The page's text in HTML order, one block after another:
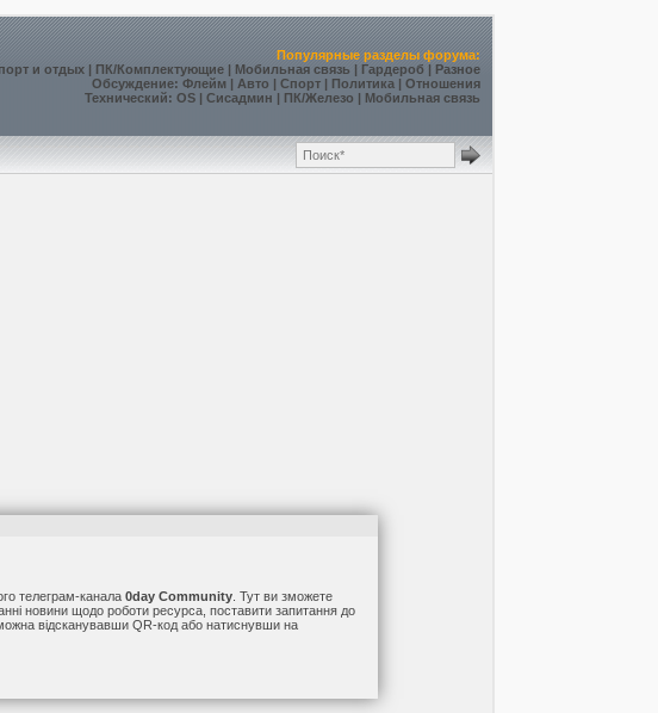
Популярные разделы форума:
и отдых |ПК/Комплектующие |Мобильная связь | Гардероб |Разное
Обсуждение:Флейм | Авто |Спорт | Политика |Отношения
Технический:OS |Сисадмин | ПК/Железо | Мобильная связь
телеграм-канала 0day Community. Тут ви зможете
новини щодо роботи ресурса, поставити запитання до
відсканувавши QR-код або натиснувши на